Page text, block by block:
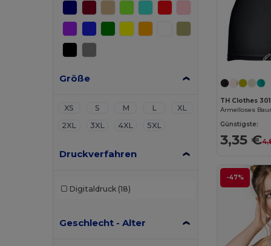
Größe
XS S M L
XL
2XL
3XL 4XL 5XL
Druckverfahren
Digitaldruck (18)
Geschlecht - Alter
TH Clothes
Günstigste:
3,35 €
-47%